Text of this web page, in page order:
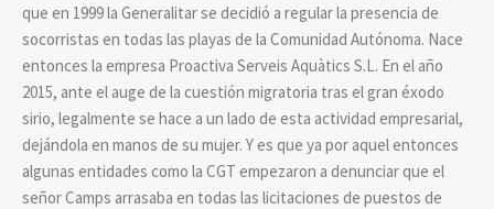
que en 1999 la Generalitar se decidió a regular la presencia de
socorristas en todas las playas de la Comunidad Autónoma. Nace
entonces la empresa Proactiva Serveis Aquàtics S.L. En el año
2015, ante el auge de la cuestión migratoria tras el gran éxodo
sirio, legalmente se hace a un lado de esta actividad empresarial,
dejándola en manos de su mujer. Y es que ya por aquel entonces
algunas entidades como la CGT empezaron a denunciar que el
señor Camps arrasaba en todas las licitaciones de puestos de